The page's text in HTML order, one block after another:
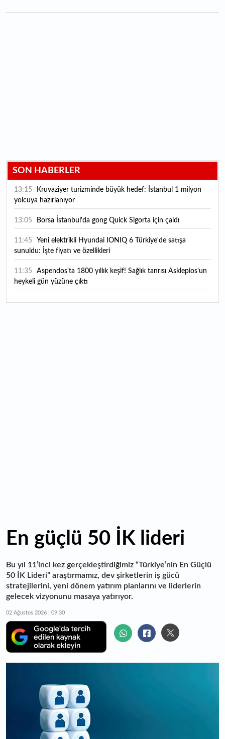
SON HABERLER
13:15
yolcuya hazırlanıyor
13:05 Borsa İstanbul'da gong Quick Sigorta için çaldı
11:45
sunuldu: İşte fiyatı ve özellikleri
11:35
heykeli gün yüzüne çıktı
11:03 2026-ÖZYES giriş belgeleri erişime açıldı
En güçlü 50 İK lideri
Bu yıl 11’inci kez gerçekleştirdiğimiz “Türkiye’nin En Güçlü
50 İK Lideri” araştırmamız, dev şirketlerin iş gücü
stratejilerini, yeni dönem yatırım planlarını ve liderlerin
gelecek vizyonunu masaya yatırıyor.
02 Ağustos 2026 | 09:30